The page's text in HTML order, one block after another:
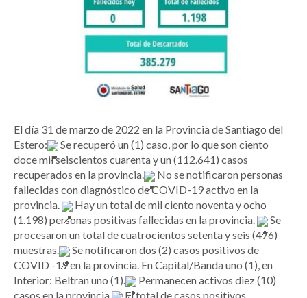
El día 31 de marzo de 2022 en la Provincia de Santiago del
Estero:
Se recuperó un (1) caso, por lo que son ciento
doce mil seiscientos cuarenta y un (112.641) casos
recuperados en la provincia.
No se notificaron personas
fallecidas con diagnóstico de COVID-19 activo en la
provincia.
Hay un total de mil ciento noventa y ocho
(1.198) personas positivas fallecidas en la provincia.
Se
procesaron un total de cuatrocientos setenta y seis (476)
muestras.
Se notificaron dos (2) casos positivos de
COVID -19 en la provincia. En Capital/Banda uno (1), en
Interior: Beltran uno (1).
Permanecen activos diez (10)
casos en la provincia.
El total de casos positivos